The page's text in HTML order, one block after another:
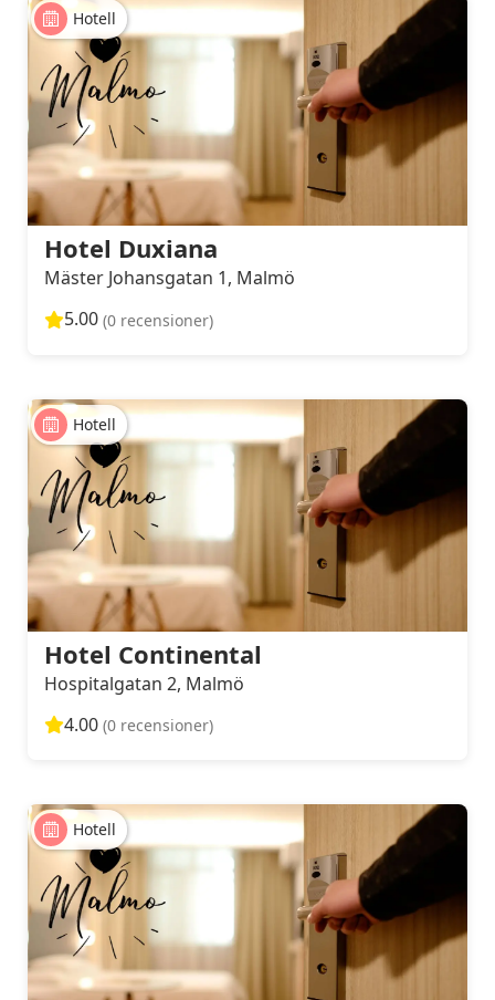
Hotell
Hotel Duxiana
Mäster Johansgatan 1, Malmö
5.00 (0 recensioner)
Hotell
Hotel Continental
Hospitalgatan 2, Malmö
4.00 (0 recensioner)
Hotell